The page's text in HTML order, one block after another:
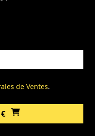
de Ventes.